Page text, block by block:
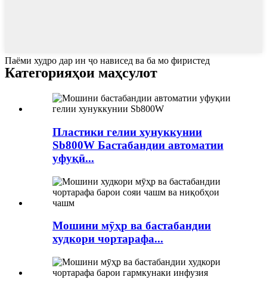
Паёми худро дар ин ҷо нависед ва ба мо фиристед
Категорияҳои маҳсулот
Пластики гелии хунуккунии
Sb800W Бастабандии автоматии
уфуқӣ...
Мошини мӯҳр ва бастабандии
худкори чортарафа...